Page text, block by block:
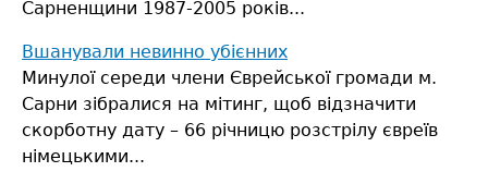
Сарненщини 1987-2005 років...
Вшанували невинно убієнних
Минулої середи члени Єврейської громади м.
Сарни зібралися на мітинг, щоб відзначити
скорботну дату – 66 річницю розстрілу євреїв
німецькими...